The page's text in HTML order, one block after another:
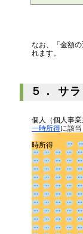
なお、「金額
れます。
５． サ
個人（個人事
一時所得に該
時所得